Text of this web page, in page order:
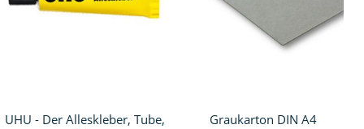
UHU - Der Alleskleber, Tube,
Graukarton DIN A4